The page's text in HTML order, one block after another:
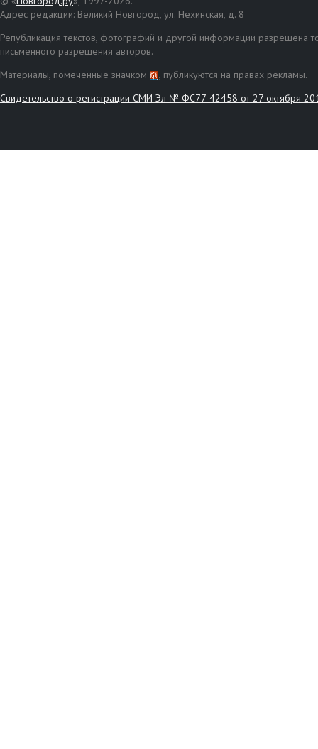
Адрес редакции: Великий Новгород, ул. Нехинская, д. 8
Републикация текстов, фотографий и другой информации разрешена
письменного разрешения авторов.
Материалы, помеченные значком
, публикуются на правах рекламы.
Свидетельство о регистрации СМИ Эл № ФС77-42458 от 27 октября